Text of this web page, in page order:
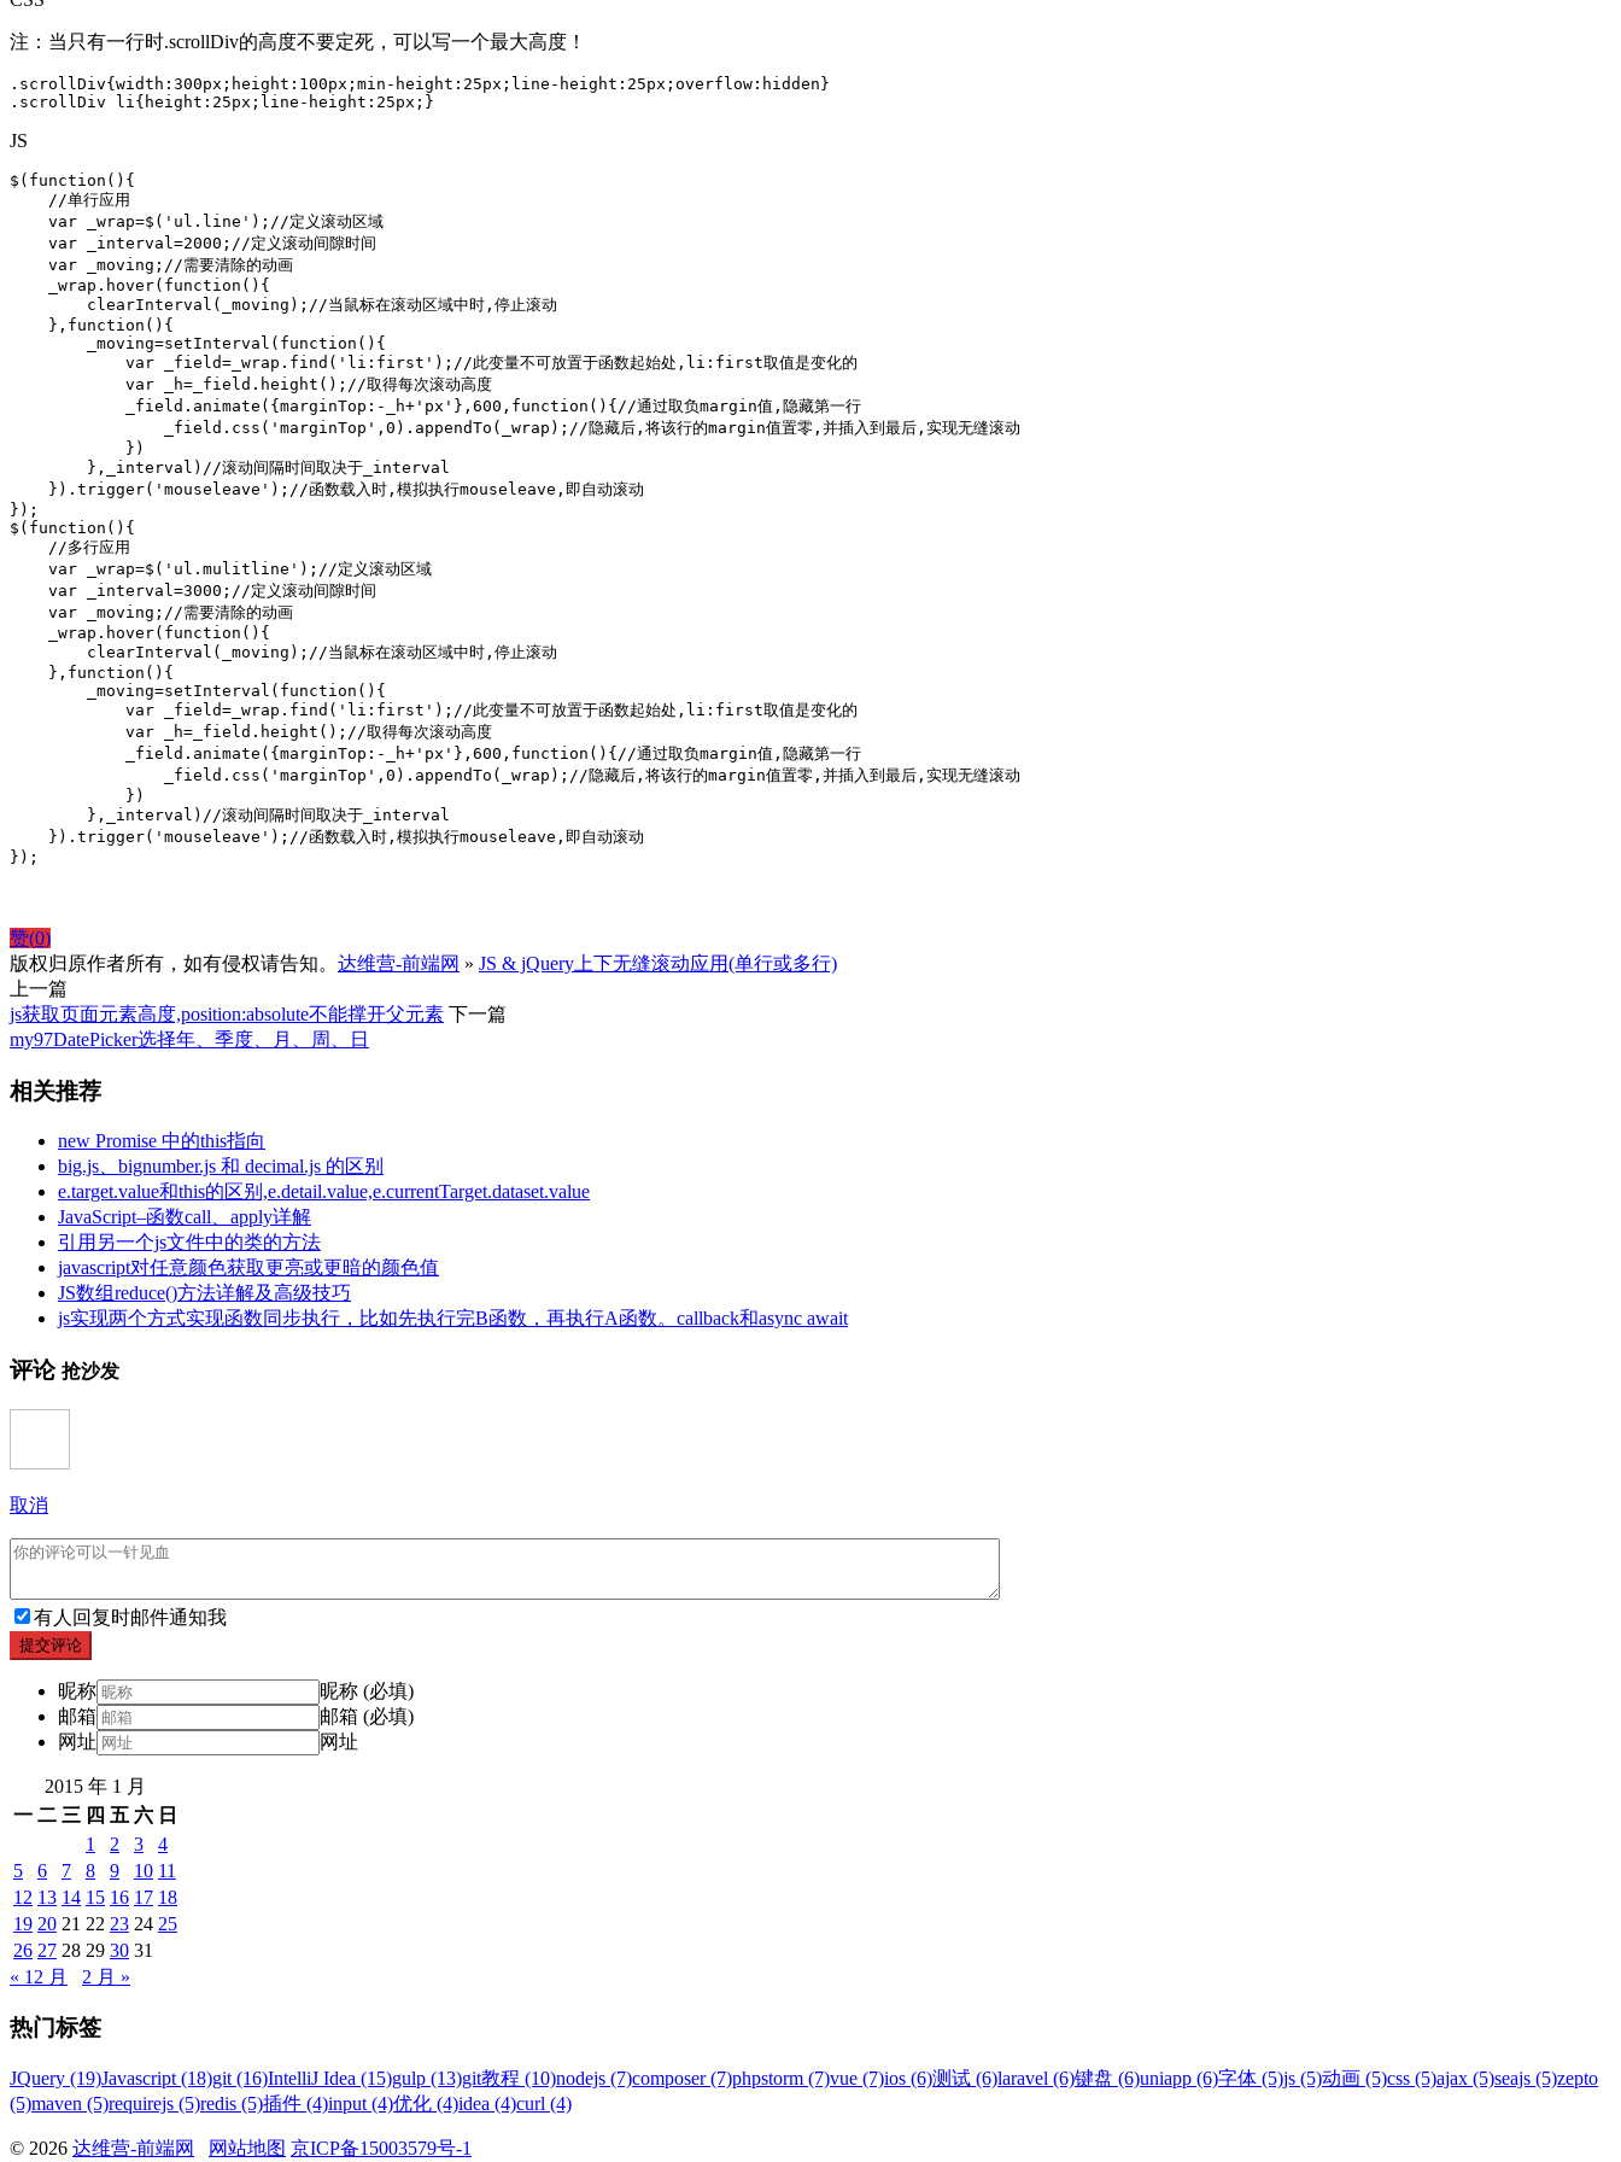
注：当只有一行时.scrollDiv的高度不要定死，可以写一个最大高度！
.scrollDiv{width:300px;height:100px;min-height:25px;line-height:25px;overflow:hidden}
.scrollDiv li{height:25px;line-height:25px;}
JS
$(function(){
    //单行应用
    var _wrap=$('ul.line');//定义滚动区域
    var _interval=2000;//定义滚动间隙时间
    var _moving;//需要清除的动画
    _wrap.hover(function(){
        clearInterval(_moving);//当鼠标在滚动区域中时,停止滚动
    },function(){
        _moving=setInterval(function(){
            var _field=_wrap.find('li:first');//此变量不可放置于函数起始处,li:first取值是变化的
            var _h=_field.height();//取得每次滚动高度
            _field.animate({marginTop:-_h+'px'},600,function(){//通过取负margin值,隐藏第一行
                _field.css('marginTop',0).appendTo(_wrap);//隐藏后,将该行的margin值置零,并插入到最后,实现无缝滚动
            })
        },_interval)//滚动间隔时间取决于_interval
    }).trigger('mouseleave');//函数载入时,模拟执行mouseleave,即自动滚动
});
$(function(){
    //多行应用
    var _wrap=$('ul.mulitline');//定义滚动区域
    var _interval=3000;//定义滚动间隙时间
    var _moving;//需要清除的动画
    _wrap.hover(function(){
        clearInterval(_moving);//当鼠标在滚动区域中时,停止滚动
    },function(){
        _moving=setInterval(function(){
            var _field=_wrap.find('li:first');//此变量不可放置于函数起始处,li:first取值是变化的
            var _h=_field.height();//取得每次滚动高度
            _field.animate({marginTop:-_h+'px'},600,function(){//通过取负margin值,隐藏第一行
                _field.css('marginTop',0).appendTo(_wrap);//隐藏后,将该行的margin值置零,并插入到最后,实现无缝滚动
            })
        },_interval)//滚动间隔时间取决于_interval
    }).trigger('mouseleave');//函数载入时,模拟执行mouseleave,即自动滚动
});
赞(0)
版权归原作者所有，如有侵权请告知。 达维营-前端网 » JS & jQuery上下无缝滚动应用(单行或多行)
上一篇
js获取页面元素高度,position:absolute不能撑开父元素 下一篇
my97DatePicker选择年、季度、月、周、日
相关推荐
new Promise 中的this指向
big.js、bignumber.js 和 decimal.js 的区别
e.target.value和this的区别,e.detail.value,e.currentTarget.dataset.value
JavaScript–函数call、apply详解
引用另一个js文件中的类的方法
javascript对任意颜色获取更亮或更暗的颜色值
JS数组reduce()方法详解及高级技巧
js实现两个方式实现函数同步执行，比如先执行完B函数，再执行A函数。callback和async await
评论 抢沙发
取消
有人回复时邮件通知我
提交评论
昵称
昵称 (必填)
邮箱
邮箱 (必填)
网址
网址
2015 年 1 月
一 二 三 四 五 六 日
1
2 3
4
5
6 7 8 9 10 11
12 13 14 15 16 17 18
19 20 21 22 23 24 25
26 27 28 29 30 31
« 12 月
2 月 »
热门标签
JQuery (19)Javascript (18)git (16)IntelliJ Idea (15)gulp (13)git教程 (10)nodejs (7)composer (7)phpstorm (7)vue (7)ios (6)测试 (6)laravel (6)键盘 (6)uniapp (6)字体 (5)js (5)动画 (5)css (5)ajax (5)seajs (5)zepto
(5)maven (5)requirejs (5)redis (5)插件 (4)input (4)优化 (4)idea (4)curl (4)
© 2026 达维营-前端网 网站地图 京ICP备15003579号-1